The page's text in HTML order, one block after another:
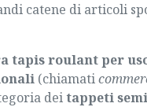
catene di articoli
tapis roulant per
(chiamati
deitappeti